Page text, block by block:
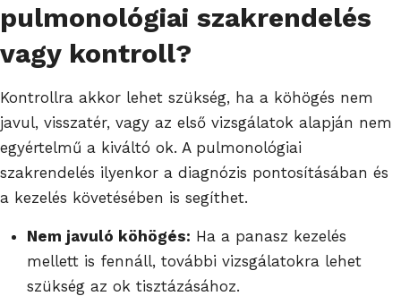
pulmonológiai szakrendelés
vagy kontroll?
Kontrollra akkor lehet szükség, ha a köhögés nem
javul, visszatér, vagy az első vizsgálatok alapján nem
egyértelmű a kiváltó ok. A pulmonológiai
szakrendelés ilyenkor a diagnózis pontosításában és
a kezelés követésében is segíthet.
Nem javuló köhögés: Ha a panasz kezelés
mellett is fennáll, további vizsgálatokra lehet
szükség az ok tisztázásához.